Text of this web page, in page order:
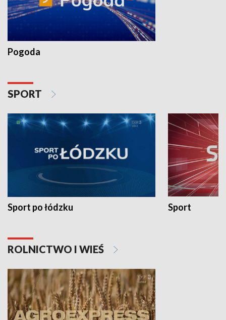
Pogoda
SPORT
Sport po łódzku Sport
ROLNICTWO I WIEŚ